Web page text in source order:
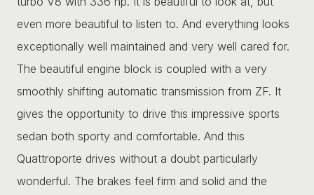
even more beautiful to listen to. And everything looks
exceptionally well maintained and very well cared for.
The beautiful engine block is coupled with a very
smoothly shifting automatic transmission from ZF. It
gives the opportunity to drive this impressive sports
sedan both sporty and comfortable. And this
Quattroporte drives without a doubt particularly
wonderful. The brakes feel firm and solid and the